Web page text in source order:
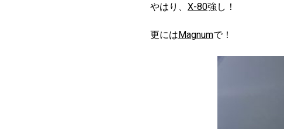
やはり、 X-80強し！
更にはMagnumで！